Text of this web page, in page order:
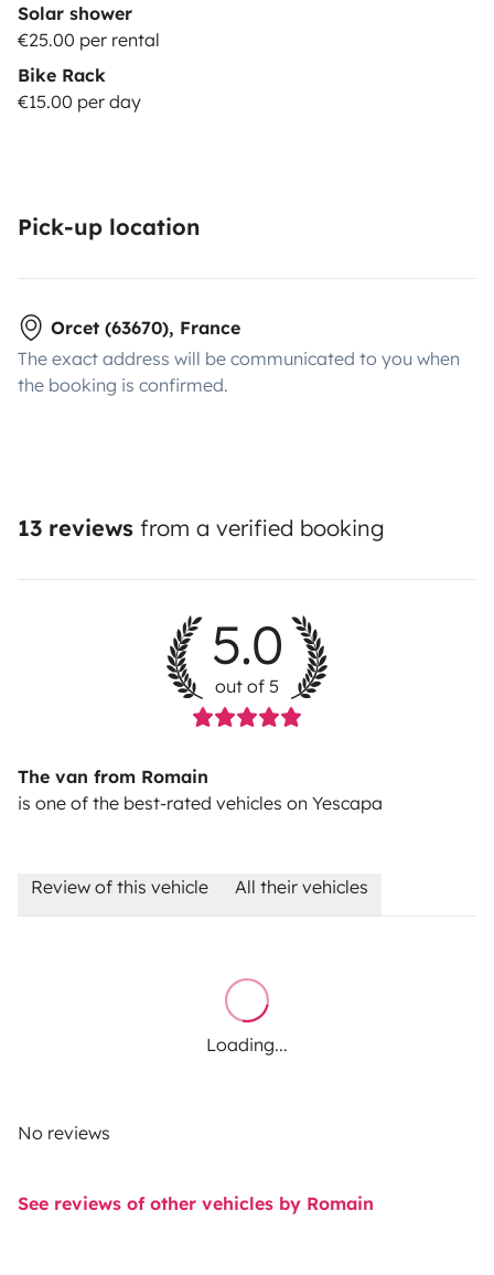
Solar shower
€25.00 per rental
Bike Rack
€15.00 per day
Pick-up location
Orcet (63670), France
The exact address will be communicated to you when
the booking is confirmed.
13 reviews from a verified booking
5.0
out of 5
The van from Romain
is one of the best-rated vehicles on Yescapa
Review of this vehicle All their vehicles
Loading...
No reviews
See reviews of other vehicles by Romain